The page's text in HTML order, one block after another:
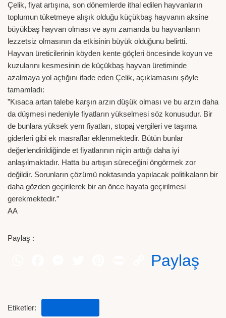
Çelik, fiyat artışına, son dönemlerde ithal edilen hayvanların
toplumun tüketmeye alışık olduğu küçükbaş hayvanın aksine
büyükbaş hayvan olması ve aynı zamanda bu hayvanların
lezzetsiz olmasının da etkisinin büyük olduğunu belirtti.
Hayvan üreticilerinin köyden kente göçleri öncesinde koyun ve
kuzularını kesmesinin de küçükbaş hayvan üretiminde
azalmaya yol açtığını ifade eden Çelik, açıklamasını şöyle
tamamladı:
”Kısaca artan talebe karşın arzın düşük olması ve bu arzın daha
da düşmesi nedeniyle fiyatların yükselmesi söz konusudur. Bir
de bunlara yüksek yem fiyatları, stopaj vergileri ve taşıma
giderleri gibi ek masraflar eklenmektedir. Bütün bunlar
değerlendirildiğinde et fiyatlarının niçin arttığı daha iyi
anlaşılmaktadır. Hatta bu artışın süreceğini öngörmek zor
değildir. Sorunların çözümü noktasında yapılacak politikaların bir
daha gözden geçirilerek bir an önce hayata geçirilmesi
gerekmektedir.”
AA
Paylaş :
Paylaş
Etiketler: